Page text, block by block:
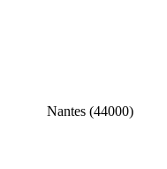
Nantes (44000)